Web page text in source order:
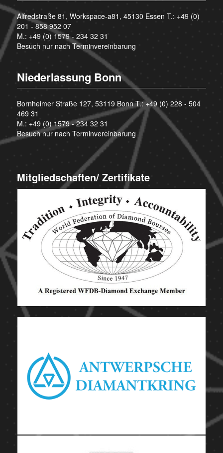
Alfredstraße 81, Workspace-a81, 45130 Essen T.: +49 (0)
201 - 858 952 07
M.: +49 (0) 1579 - 234 32 31
Besuch nur nach Terminvereinbarung
Niederlassung Bonn
Bornheimer Straße 127, 53119 Bonn T.:+49 (0) 228 - 504
469 31
M.: +49 (0) 1579 - 234 32 31
Besuch nur nach Terminvereinbarung
Mitgliedschaften/ Zertifikate